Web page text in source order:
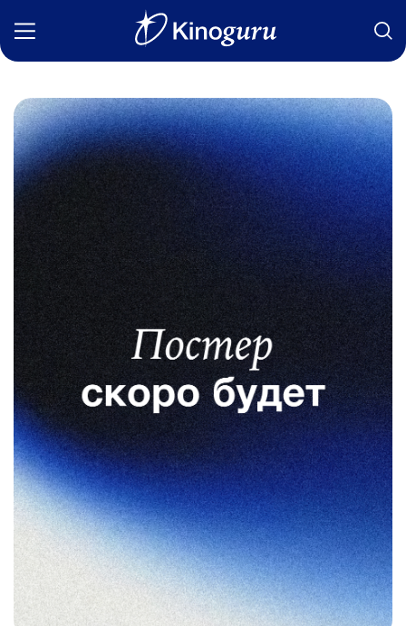
Фильмы
Статьи
Сериалы
Новости
Подборки
Рецензии
О нас
Авторы